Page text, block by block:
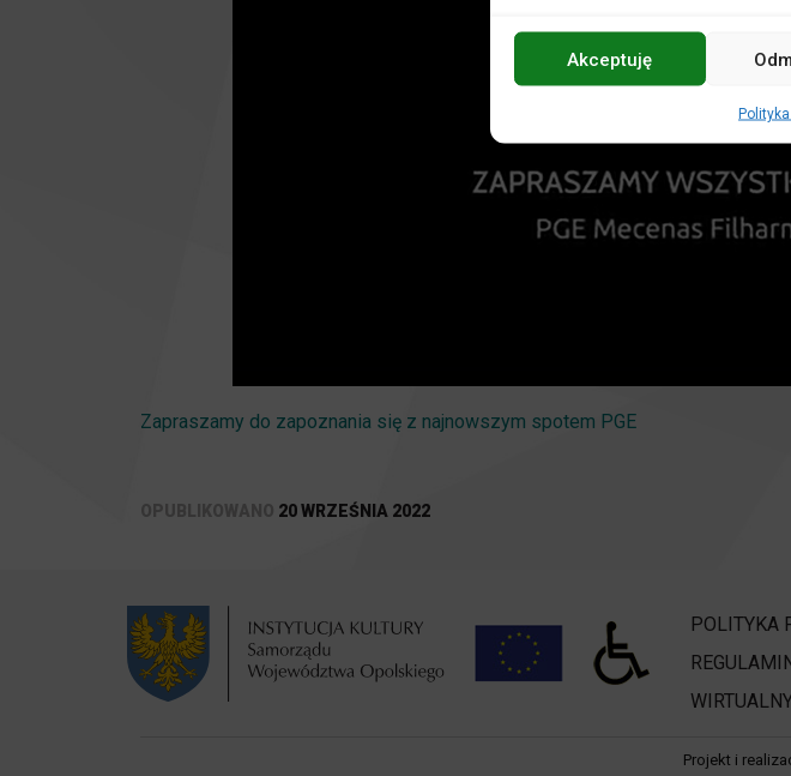
Akceptuję
Zapraszamy do zapoznania się z najnowszym spotem PGE
OPUBLIKOWANO 20 WRZEŚNIA 2022
POLITYKA
Projekt i